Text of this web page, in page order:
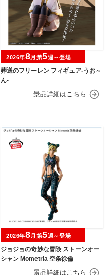
葬送のフリーレン フィギュア-うお～
ん-
2026年8月第5週～登場
ジョジョの奇妙な冒険 ストーンオー
シャン Mometria 空条徐倫
2026年8月第5週～登場